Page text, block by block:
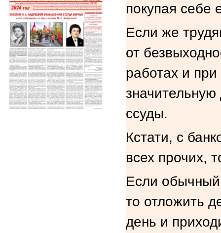
покупая себе
Если же
от
работах и
значительную
ссуды.
Кстати, с
всех прочих,
Если
то отложить
день и